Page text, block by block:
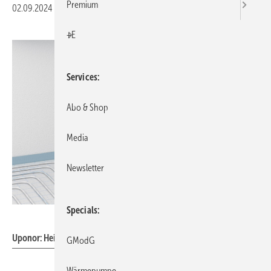
02.09.2024 Veröffentlicht in
Uponor: Heizkreisverteiler Vario S.
Premium
+E
Services
Abo & Shop
Media
Newsletter
Specials
GModG